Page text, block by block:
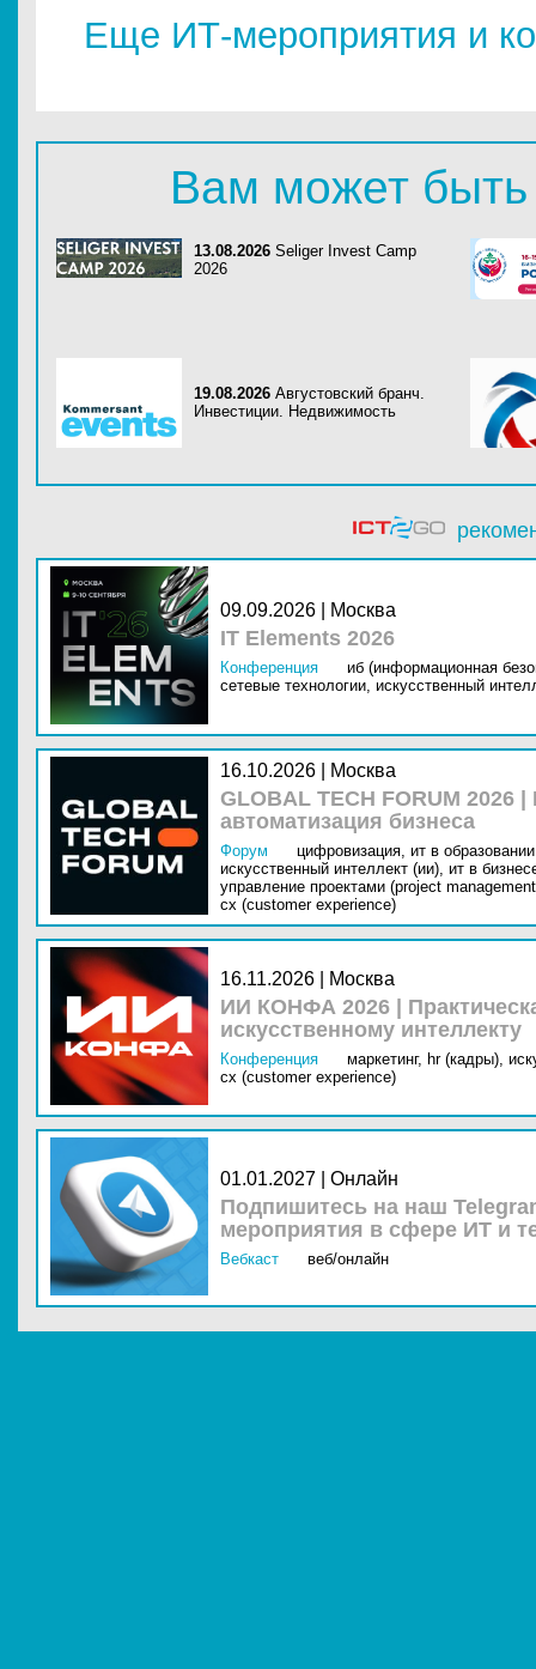
Еще ИТ-мероприятия и
Вам может быть
13.08.2026 Seliger Invest Camp
2026
19.08.2026 Августовский бранч.
Инвестиции. Недвижимость
09.09.2026 | Москва
IT Elements 2026
Конференция
иб (информационная
сетевые технологии, искусственный
16.10.2026 | Москва
GLOBAL TECH FORUM
автоматизация бизнеса
Форум цифровизация, ит в
искусственный интеллект (ии), ит в
управление проектами (project
cx (customer experience)
16.11.2026 | Москва
ИИ КОНФА 2026 |
искусственному интеллекту
Конференция маркетинг, hr (кадры),
cx (customer experience)
01.01.2027 | Онлайн
Подпишитесь на наш
мероприятия в сфере ИТ и
Вебкаст веб/онлайн